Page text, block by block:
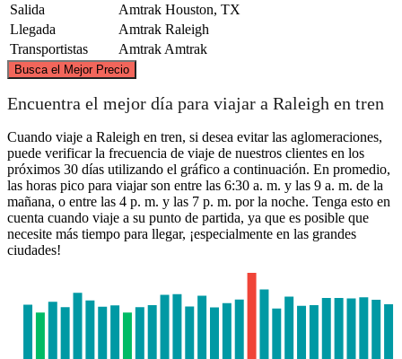
Salida
Amtrak Houston, TX
Llegada
Amtrak Raleigh
Transportistas
Amtrak Amtrak
Busca el Mejor Precio
Houston, TX
©
Encuentra el mejor día para viajar a Raleigh en tren
Cuando viaje a Raleigh en tren, si desea evitar las aglomeraciones,
puede verificar la frecuencia de viaje de nuestros clientes en los
próximos 30 días utilizando el gráfico a continuación. En promedio,
las horas pico para viajar son entre las 6:30 a. m. y las 9 a. m. de la
mañana, o entre las 4 p. m. y las 7 p. m. por la noche. Tenga esto en
cuenta cuando viaje a su punto de partida, ya que es posible que
necesite más tiempo para llegar, ¡especialmente en las grandes
ciudades!